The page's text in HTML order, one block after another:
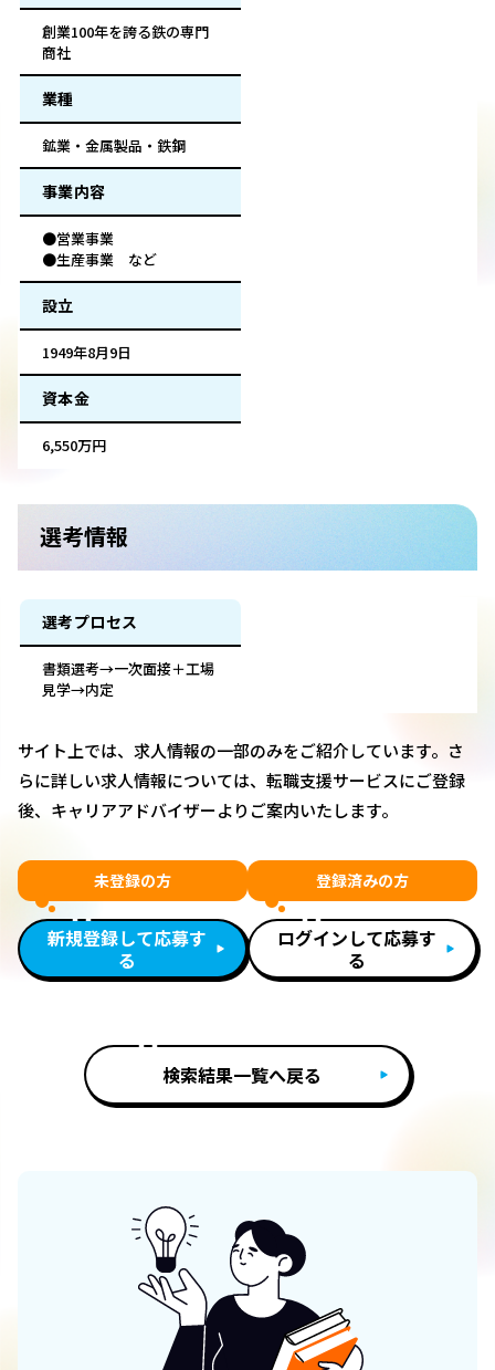
創業100年を誇る鉄の専門
商社
業種
鉱業・金属製品・鉄鋼
事業内容
●営業事業
●生産事業 など
設立
1949年8月9日
資本金
6,550万円
選考情報
選考プロセス
書類選考→一次面接＋工場
見学→内定
サイト上では、求人情報の一部のみをご紹介しています。さ
らに詳しい求人情報については、転職支援サービスにご登録
後、キャリアアドバイザーよりご案内いたします。
未登録の方
新規登録して応募す
る
登録済みの方
ログインして応募す
る
検索結果一覧へ戻る